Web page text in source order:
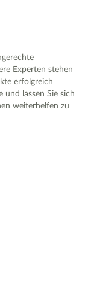
Experten stehen
erfolgreich
und lassen Sie sich
weiterhelfen zu